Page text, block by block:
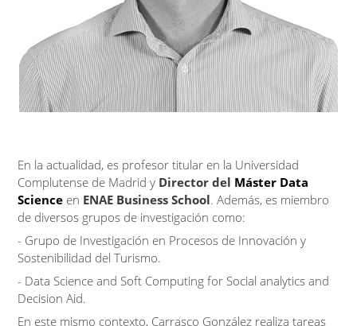
En la actualidad, es profesor titular en la Universidad
Complutense de Madrid y Director del Máster Data
Science en ENAE Business School. Además, es miembro
de diversos grupos de investigación como:
- Grupo de Investigación en Procesos de Innovación y
Sostenibilidad del Turismo.
- Data Science and Soft Computing for Social analytics and
Decision Aid.
En este mismo contexto, Carrasco González realiza tareas